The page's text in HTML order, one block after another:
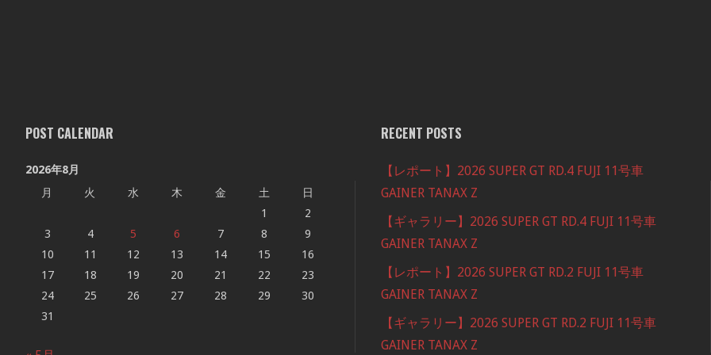
POST CALENDAR
2026年8月
月
火 水 木 金 土
日
1
2
3
4 5 6 7 8
9
10
11 12 13 14 15
16
17
18 19 20 21 22
23
24
25 26 27 28 29
30
31
RECENT POSTS
【レポート】2026 SUPER GT RD.4 FUJI 11号車
GAINER TANAX Z
【ギャラリー】2026 SUPER GT RD.4 FUJI 11号車
GAINER TANAX Z
【レポート】2026 SUPER GT RD.2 FUJI 11号車
GAINER TANAX Z
【ギャラリー】2026 SUPER GT RD.2 FUJI 11号車
GAINER TANAX Z